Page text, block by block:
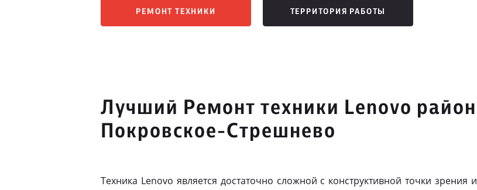
РЕМОНТ ТЕХНИКИ ТЕРРИТОРИЯ РАБОТЫ
Лучший Ремонт техники Lenovo район
Покровское-Стрешнево
Техника Lenovo является достаточно сложной с конструктивной точки зрения и